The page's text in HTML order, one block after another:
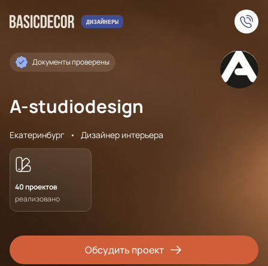
Документы проверены
A-studiodesign
Екатеринбург Дизайнер интерьера
40 проектов
реализовано
Обсудить проект